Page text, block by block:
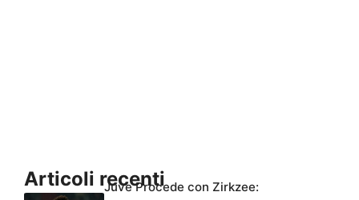
Articoli recentiJuve Procede con Zirkzee: